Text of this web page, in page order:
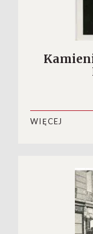
WIĘCEJ